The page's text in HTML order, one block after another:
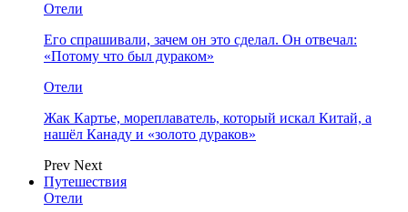
Отели
Его спрашивали, зачем он это сделал. Он отвечал:
«Потому что был дураком»
Отели
Жак Картье, мореплаватель, который искал Китай, а
нашёл Канаду и «золото дураков»
Prev Next
Путешествия
Отели